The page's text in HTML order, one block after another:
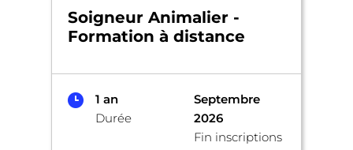
Soigneur Animalier -
Formation à distance
1 an
Durée
Septembre
2026
Fin inscriptions